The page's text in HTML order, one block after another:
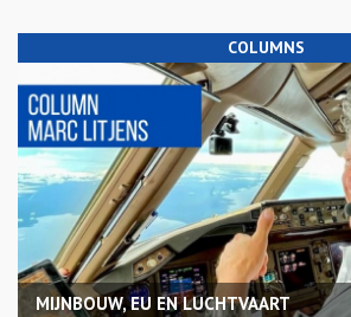
COLUMNS
MIJNBOUW, EU EN LUCHTVAART